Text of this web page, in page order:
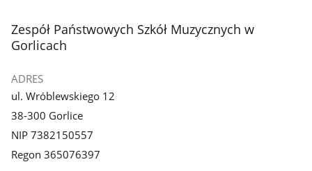
galerii.
stopka
Zespół Państwowych Szkół Muzycznych w
Gorlicach
ADRES
ul. Wróblewskiego 12
38-300 Gorlice
NIP 7382150557
Regon 365076397